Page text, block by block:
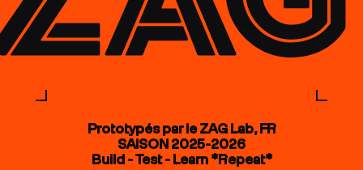
Prototypés par le ZAG Lab, FR
SAISON 2025-2026
Build - Test - Learn *Repeat*